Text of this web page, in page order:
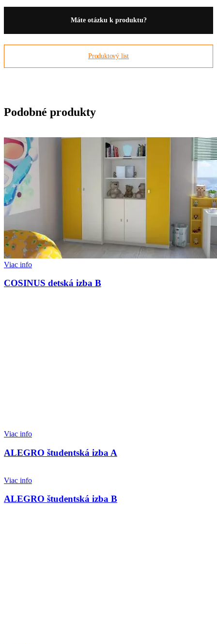
Máte otázku k produktu?
Produktový list
Podobné produkty
Viac info
COSINUS detská izba B
Viac info
ALEGRO študentská izba A
Viac info
ALEGRO študentská izba B